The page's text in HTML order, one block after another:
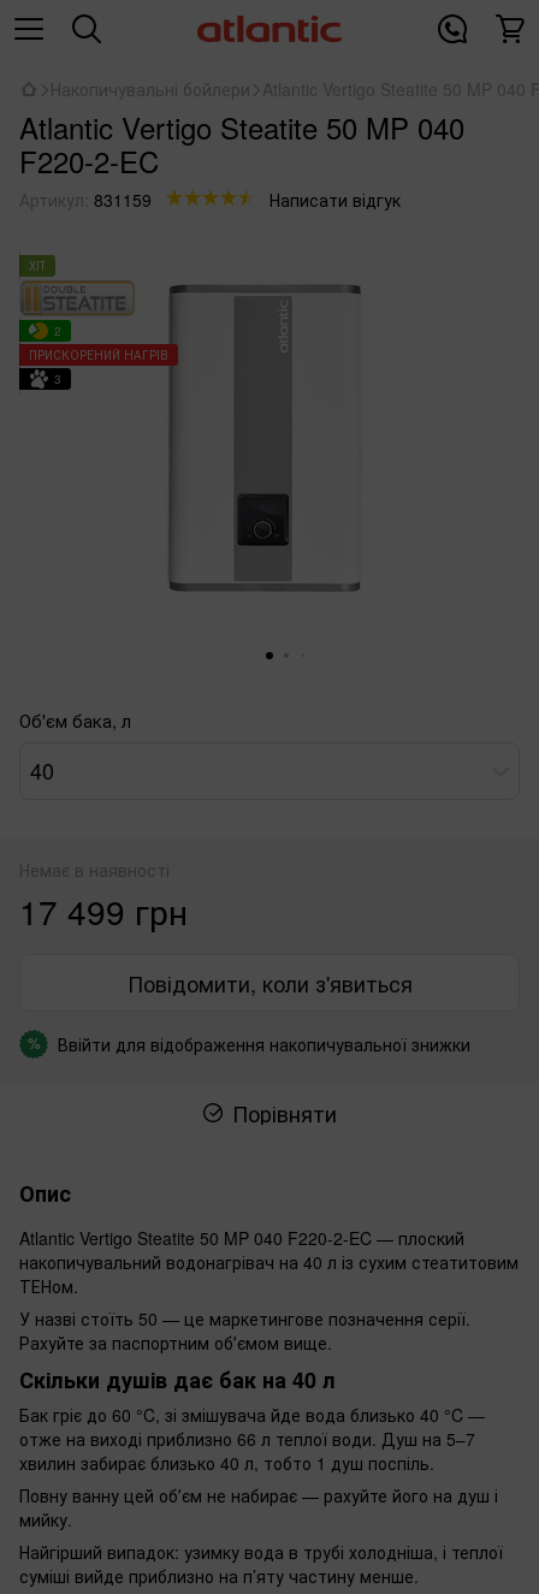
Накопичувальні бойлери Atlantic Vertigo Steatite 50 MP 040
Atlantic Vertigo Steatite 50 MP 040
F220-2-EC
Артикул: 831159 Написати відгук
ХІТ
2
ПРИСКОРЕНИЙ НАГРІВ
3
Об'єм бака, л
40
Немає в наявності
17 499 грн
Повідомити, коли з'явиться
% Ввійти для відображення накопичувальної знижки
Порівняти
Опис
Atlantic Vertigo Steatite 50 MP 040 F220-2-EC — плоский
накопичувальний водонагрівач на 40 л із сухим стеатитовим
ТЕНом.
У назві стоїть 50 — це маркетингове позначення серії.
Рахуйте за паспортним обʼємом вище.
Скільки душів дає бак на 40 л
Бак гріє до 60 °C, зі змішувача йде вода близько 40 °C —
отже на виході приблизно 66 л теплої води. Душ на 5–7
хвилин забирає близько 40 л, тобто 1 душ поспіль.
Повну ванну цей обʼєм не набирає — рахуйте його на душ і
мийку.
Найгірший випадок: узимку вода в трубі холодніша, і теплої
суміші вийде приблизно на п’яту частину менше.